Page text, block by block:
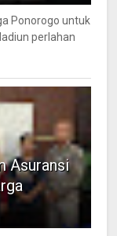
Ponorogo untuk
perlahan
Asuransi